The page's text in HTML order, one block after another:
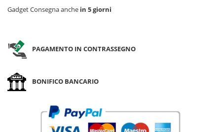
Gadget Consegna anche in 5 giorni
PAGAMENTO IN CONTRASSEGNO
BONIFICO BANCARIO